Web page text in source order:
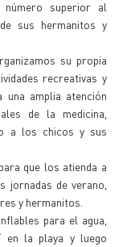
número superior al
sus hermanitos y
su propia
recreativas y
una amplia atención
de la medicina,
a los chicos y sus
que los atienda a
jornadas de verano,
y hermanitos.
para el agua,
en la playa y luego